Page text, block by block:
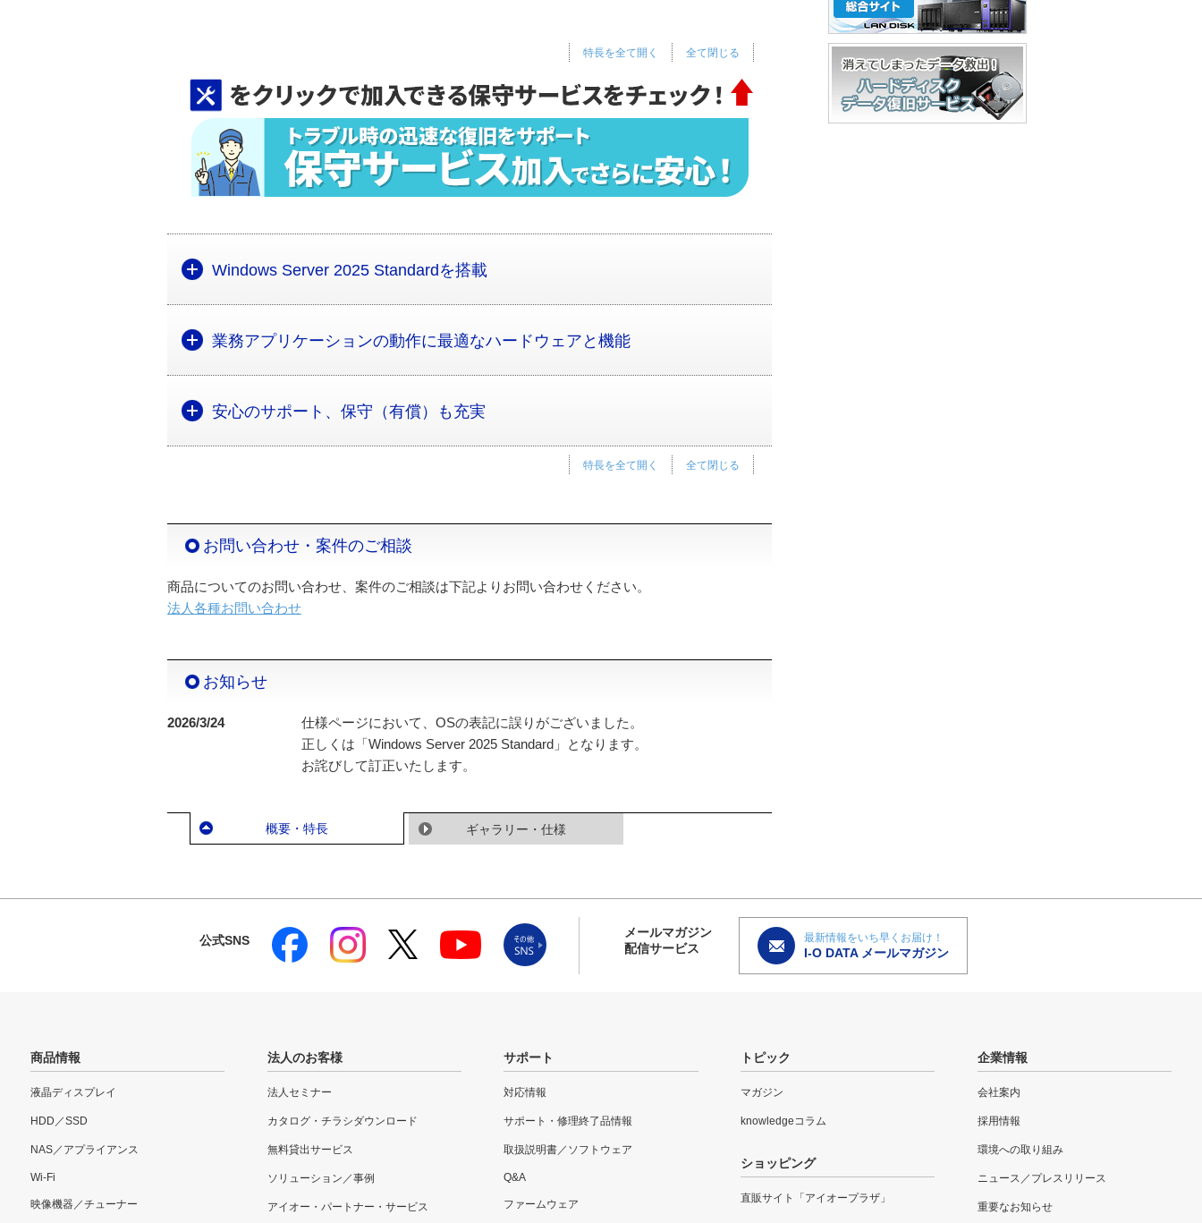
全て閉じる
特長を全て開く
Windows Server 2025 Standardを搭載
業務アプリケーションの動作に最適なハードウェアと機能
安心のサポート、保守（有償）も充実
全て閉じる
特長を全て開く
お問い合わせ・案件のご相談
商品についてのお問い合わせ、案件のご相談は下記よりお問い合わせください。
法人各種お問い合わせ
お知らせ
2026/3/24
仕様ページにおいて、OSの表記に誤りがございました。
正しくは「Windows Server 2025 Standard」となります。
お詫びして訂正いたします。
概要・特長 ギャラリー・仕様
公式SNS
メールマガジン
配信サービス
最新情報をいち早くお届け！
I-O DATA メールマガジン
商品情報
液晶ディスプレイ
HDD／SSD
NAS／アプライアンス
Wi-Fi
映像機器／チューナー
法人のお客様
法人セミナー
カタログ・チラシダウンロード
無料貸出サービス
ソリューション／事例
アイオー・パートナー・サービス
サポート
対応情報
サポート・修理終了品情報
取扱説明書／ソフトウェア
Q&A
ファームウェア
トピック
マガジン
knowledgeコラム
ショッピング
直販サイト「アイオープラザ」
企業情報
会社案内
採用情報
環境への取り組み
ニュース／プレスリリース
重要なお知らせ